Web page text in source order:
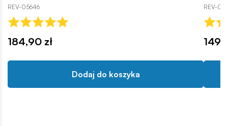
REV-05646
184,90 zł
Dodaj do koszyka
REV-